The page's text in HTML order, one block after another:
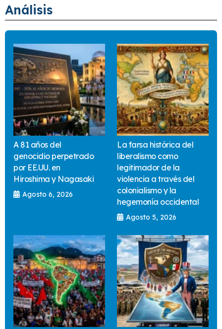
Análisis
A 81 años del
genocidio perpetrado
por EE.UU. en
Hiroshima y Nagasaki
Agosto 6, 2026
La farsa histórica del
liberalismo como
legitimador de la
violencia a través del
colonialismo y la
hegemonía occidental
Agosto 5, 2026